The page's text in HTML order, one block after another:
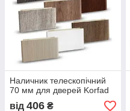
Наличник телескопічний
70 мм для дверей Korfad
від 406 ₴